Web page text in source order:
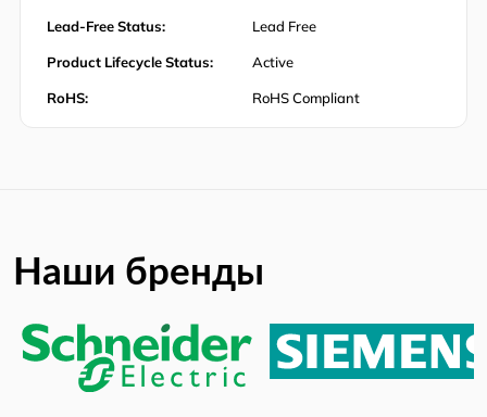
Lead-Free Status: Lead Free
Product Lifecycle Status: Active
RoHS: RoHS Compliant
Наши бренды